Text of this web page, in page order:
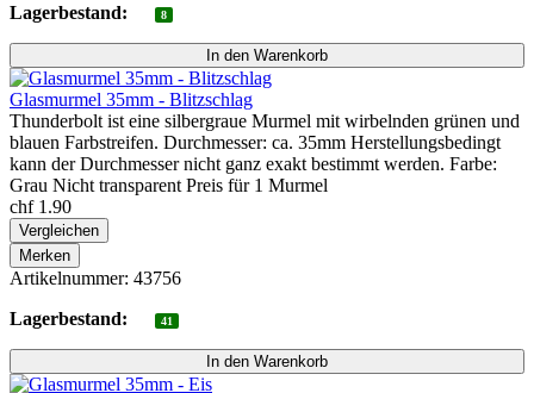
Lagerbestand:
8
Glasmurmel 35mm - Blitzschlag
Thunderbolt ist eine silbergraue Murmel mit wirbelnden grünen und
blauen Farbstreifen. Durchmesser: ca. 35mm Herstellungsbedingt
kann der Durchmesser nicht ganz exakt bestimmt werden. Farbe:
Grau Nicht transparent Preis für 1 Murmel
chf 1.90
Vergleichen
Merken
Artikelnummer: 43756
Lagerbestand:
41